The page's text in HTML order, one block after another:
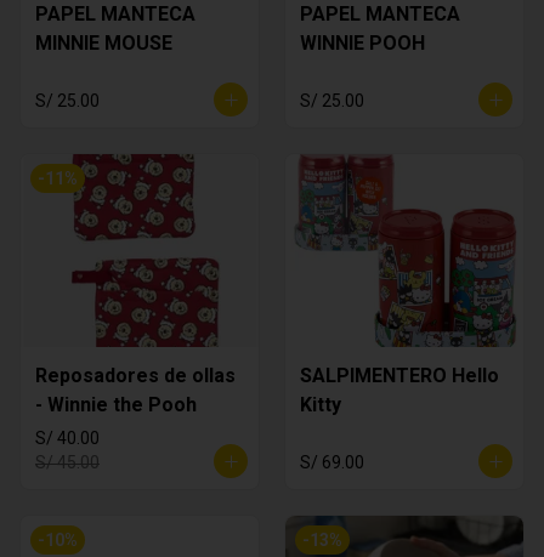
PAPEL MANTECA
MINNIE MOUSE
S/ 25.00
PAPEL MANTECA
WINNIE POOH
S/ 25.00
-11 %
Reposadores de ollas
- Winnie the Pooh
S/ 40.00
S/ 45.00
SALPIMENTERO Hello
Kitty
S/ 69.00
-10% -13%